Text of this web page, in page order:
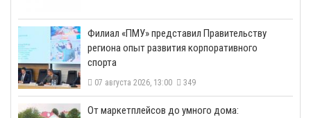
​Филиал «ПМУ» представил Правительству
региона опыт развития корпоративного
спорта
07 августа 2026, 13:00 349
От маркетплейсов до умного дома: